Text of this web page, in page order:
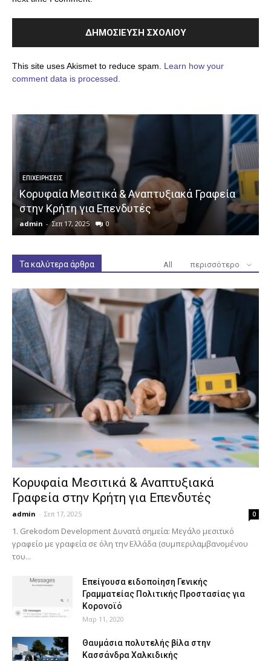
This site uses Akismet to reduce spam. Learn how your
comment data is processed.
ΕΠΙΧΕΙΡΉΣΕΙΣ
Κορυφαία Μεσιτικά & Αναπτυξιακά Γραφεία
στην Κρήτη για Επενδυτές
admin - Σεπ 17, 2025 0
Τα καλύτερα άρθρα All περισσότερο
Κορυφαία Μεσιτικά & Αναπτυξιακά
Γραφεία στην Κρήτη για Επενδυτές
admin - Σεπ 17, 2025 0
1. Grekodom Development Δυνατά σημεία: Μεγάλο μεσιτικό
γραφείο με γραφεία σε όλη την Ελλάδα (συμπεριλαμβανομένου
του...
Επείγουσα ειδοποίηση Γενικής
Γραμματείας Πολιτικής Προστασίας για
Κορονοϊό
Μαρ 11, 2020
Θαυμάσια πολυτελής βίλα στην
Κασσάνδρα Χαλκιδικής